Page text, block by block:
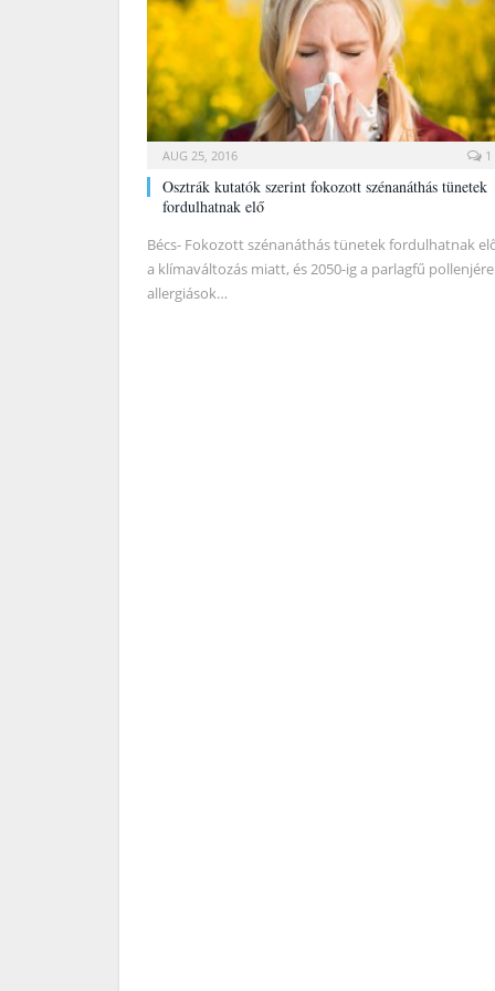
AUG 25, 2016 1
Osztrák kutatók szerint fokozott szénanáthás tünetek
fordulhatnak elő
Bécs- Fokozott szénanáthás tünetek fordulhatnak
a klímaváltozás miatt, és 2050-ig a parlagfű pollenjére
allergiások…